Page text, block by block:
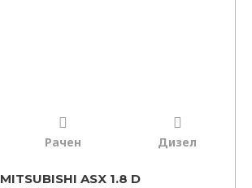
Рачен Дизел
MITSUBISHI ASX 1.8 D